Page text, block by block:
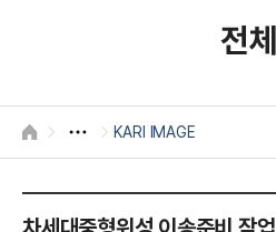
K
전체
HOME KARI IMAGE
A